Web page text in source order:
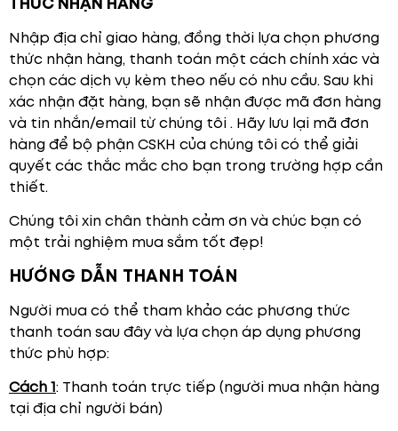
Nhập địa chỉ giao hàng, đồng thời lựa chọn phương
thức nhận hàng, thanh toán một cách chính xác và
chọn các dịch vụ kèm theo nếu có nhu cầu. Sau khi
xác nhận đặt hàng, bạn sẽ nhận được mã đơn hàng
và tin nhắn/email từ chúng tôi . Hãy lưu lại mã đơn
hàng để bộ phận CSKH của chúng tôi có thể giải
quyết các thắc mắc cho bạn trong trường hợp cần
thiết.
Chúng tôi xin chân thành cảm ơn và chúc bạn có
một trải nghiệm mua sắm tốt đẹp!
HƯỚNG DẪN THANH TOÁN
Người mua có thể tham khảo các phương thức
thanh toán sau đây và lựa chọn áp dụng phương
thức phù hợp:
Cách 1: Thanh toán trực tiếp (người mua nhận hàng
tại địa chỉ người bán)